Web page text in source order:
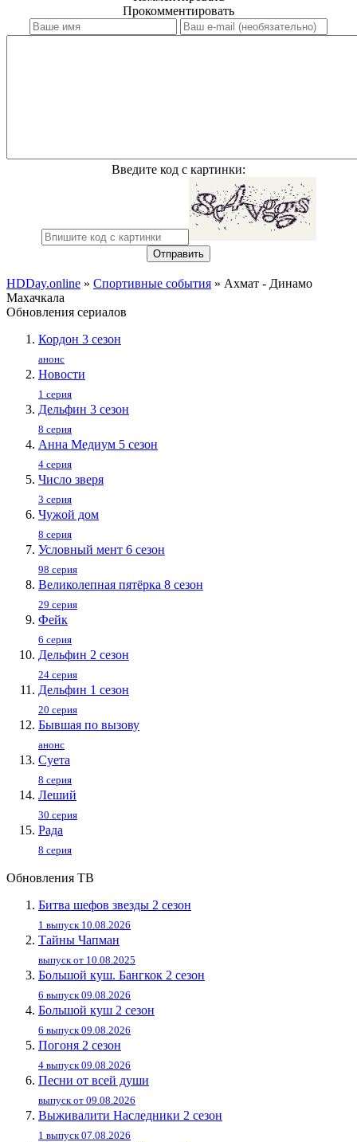
Прокомментировать
Введите код с картинки:
Отправить
HDDay.online » Спортивные события » Ахмат - Динамо
Махачкала
Обновления сериалов
Кордон 3 сезон
анонс
Новости
1 серия
Дельфин 3 сезон
8 серия
Анна Медиум 5 сезон
4 серия
Число зверя
3 серия
Чужой дом
8 серия
Условный мент 6 сезон
98 серия
Великолепная пятёрка 8 сезон
29 серия
Фейк
6 серия
Дельфин 2 сезон
24 серия
Дельфин 1 сезон
20 серия
Бывшая по вызову
анонс
Суета
8 серия
Леший
30 серия
Рада
8 серия
Обновления ТВ
Битва шефов звезды 2 сезон
1 выпуск 10.08.2026
Тайны Чапман
выпуск от 10.08.2025
Большой куш. Бангкок 2 сезон
6 выпуск 09.08.2026
Большой куш 2 сезон
6 выпуск 09.08.2026
Погоня 2 сезон
4 выпуск 09.08.2026
Песни от всей души
выпуск от 09.08.2026
Выживалити Наследники 2 сезон
1 выпуск 07.08.2026